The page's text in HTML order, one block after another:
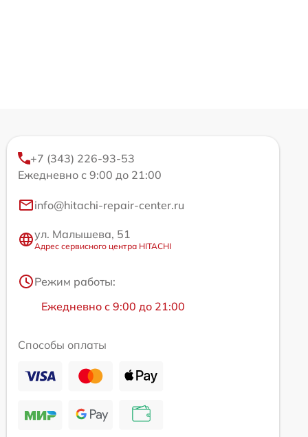
+7 (343) 226-93-53
Ежедневно с 9:00 до 21:00
info@hitachi-repair-center.ru
ул. Малышева, 51
Адрес сервисного центра HITACHI
Режим работы:
Ежедневно с 9:00 до 21:00
Способы оплаты